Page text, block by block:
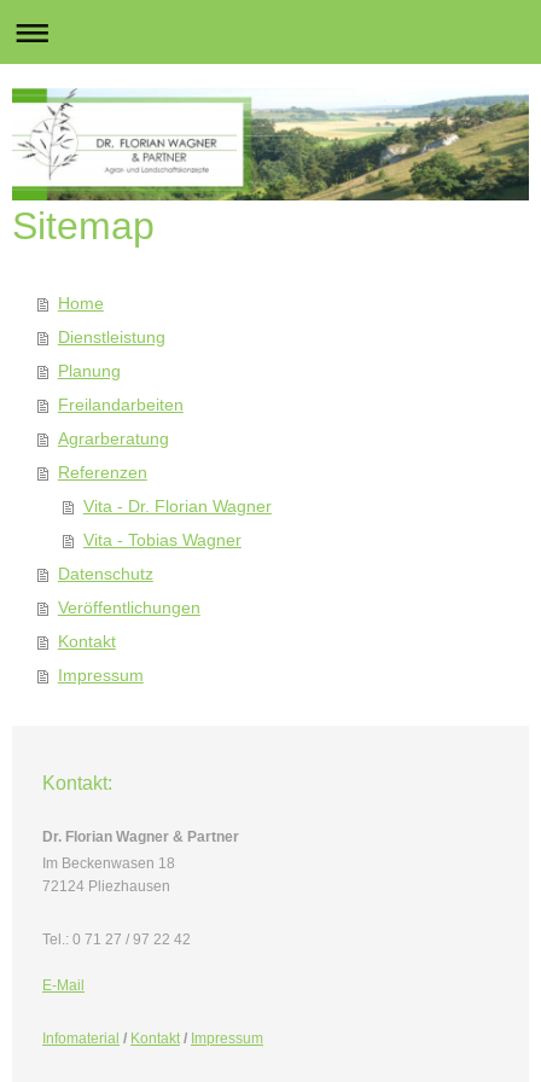
Sitemap
Home
Dienstleistung
Planung
Freilandarbeiten
Agrarberatung
Referenzen
Vita - Dr. Florian Wagner
Vita - Tobias Wagner
Datenschutz
Veröffentlichungen
Kontakt
Impressum
Kontakt:
Dr. Florian Wagner & Partner
Im Beckenwasen 18
72124 Pliezhausen
Tel.: 0 71 27 / 97 22 42
E-Mail
Infomaterial / Kontakt/ Impressum